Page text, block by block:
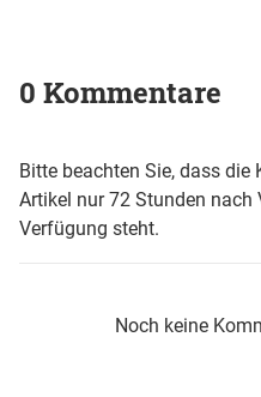
0 Kommentare
Bitte beachten Sie, dass
Artikel nur 72 Stunden
Verfügung steht.
Noch keine